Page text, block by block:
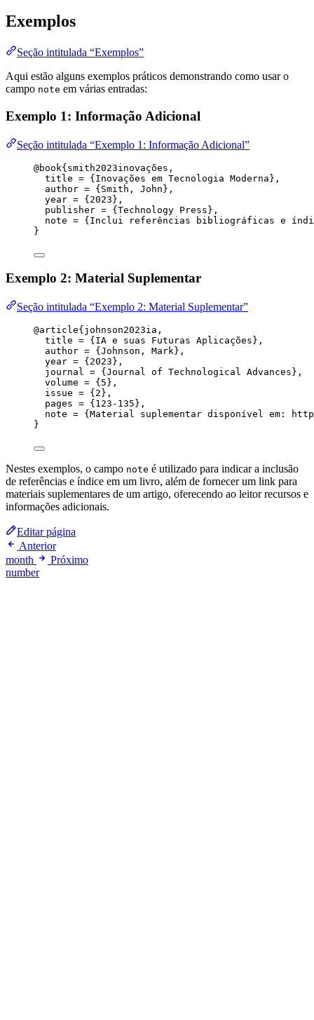
Exemplos
Seção intitulada “Exemplos”
Aqui estão alguns exemplos práticos demonstrando como usar o
campo note em várias entradas:
Exemplo 1: Informação Adicional
Seção intitulada “Exemplo 1: Informação Adicional”
@book{smith2023inovações,
title = { Inovações em Tecnologia Moderna } ,
author = { Smith, John } ,
year = { 2023 } ,
publisher = { Technology Press } ,
note = { Inclui referências bibliográficas e
}
Exemplo 2: Material Suplementar
Seção intitulada “Exemplo 2: Material Suplementar”
@article{johnson2023ia,
title = { IA e suas Futuras Aplicações } ,
author = { Johnson, Mark} ,
year = { 2023 } ,
journal = { Journal of Technological Advances } ,
volume = { 5 } ,
issue = { 2 } ,
pages = { 123-135 } ,
note = { Material suplementar disponível em:
}
Nestes exemplos, o campo note é utilizado para indicar a inclusão
de referências e índice em um livro, além de fornecer um link para
materiais suplementares de um artigo, oferecendo ao leitor recursos e
informações adicionais.
Editar página
Anterior
month
Próximo
number